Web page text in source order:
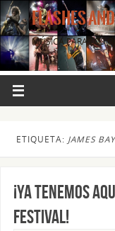
FLASHES
MÚSICA PARA LOS
ETIQUETA: JAMES BAY
¡Ya tenemos
Festival!